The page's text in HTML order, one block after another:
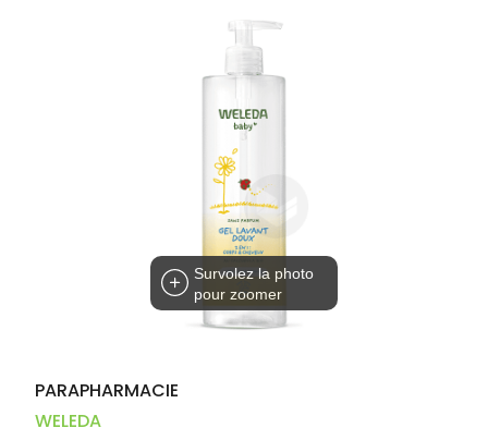
Survolez la photo
pour zoomer
PARAPHARMACIE
WELEDA